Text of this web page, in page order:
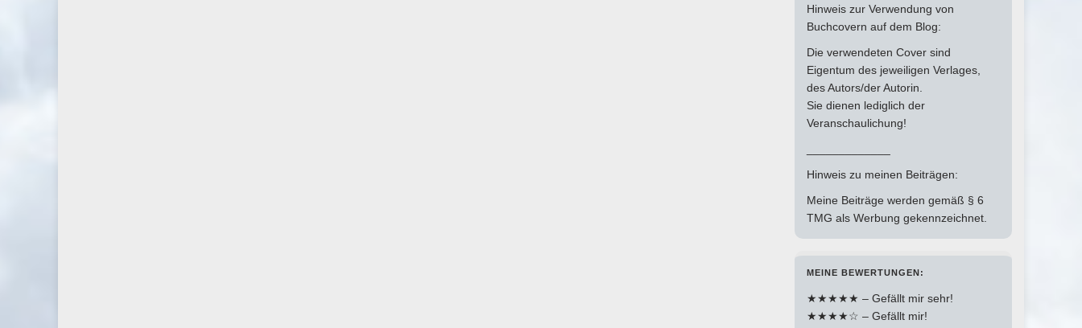
Hinweis zur Verwendung von
Buchcovern auf dem Blog:
Die verwendeten Cover sind
Eigentum des jeweiligen Verlages,
des Autors/der Autorin.
Sie dienen lediglich der
Veranschaulichung!
Hinweis zu meinen Beiträgen:
Meine Beiträge werden gemäß § 6
TMG als Werbung gekennzeichnet.
MEINE BEWERTUNGEN:
★★★★★ – Gefällt mir sehr!
★★★★☆ – Gefällt mir!